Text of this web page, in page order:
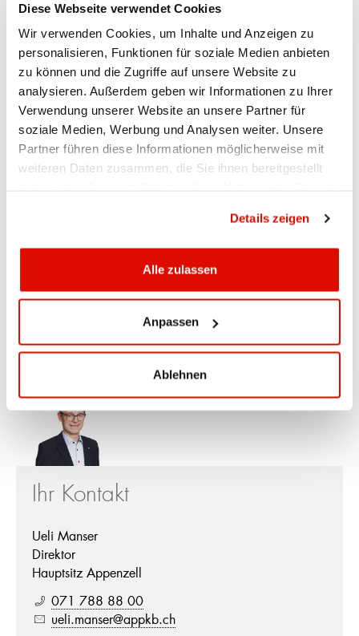
Diese Webseite verwendet Cookies
Wir verwenden Cookies, um Inhalte und Anzeigen zu
personalisieren, Funktionen für soziale Medien anbieten
zu können und die Zugriffe auf unsere Website zu
analysieren. Außerdem geben wir Informationen zu Ihrer
Verwendung unserer Website an unsere Partner für
soziale Medien, Werbung und Analysen weiter. Unsere
Partner führen diese Informationen möglicherweise mit
weiteren Daten zusammen, die Sie ihnen bereitgestellt
Details zeigen
Alle zulassen
Anpassen
Ablehnen
Erlös wird gespendet
Während der «Vernissage» konnten sich die Besucherinnen
und Besucher mit Weihnachtsgebäck und Mandarinen
verköstigen. Zudem schenkten Mitarbeitende der Bank
Glühmost und Punsch für einen guten Zweck aus. Der
Verkaufserlös wurde von der APPKB auf CHF 1'500
aufgerundet und der Volksbibliothek Appenzell gespendet.
Der Verein betreibt seit 1994 die Bibliothek in Appenzell,
die ein vielfältiges Angebot für Gross und Klein bietet.
den Ausbau des Kinderbuch-Bestandes nutzen», meinte die
Andrea Richle (Mitte) durfte vor kurzem von
Privatkunden) den Check entgegennehmen.
Ihr Kontakt
Ueli Manser
Direktor
Hauptsitz Appenzell
071 788 88 00
ueli.manser@appkb.ch